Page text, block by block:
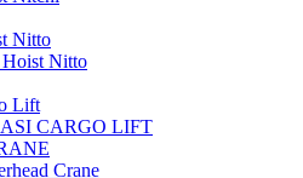
Nitto
Nitto
Lift
CARGO LIFT
Crane